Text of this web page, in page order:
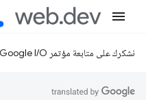
نشكرك على متابعة مؤتمر Google I/O.